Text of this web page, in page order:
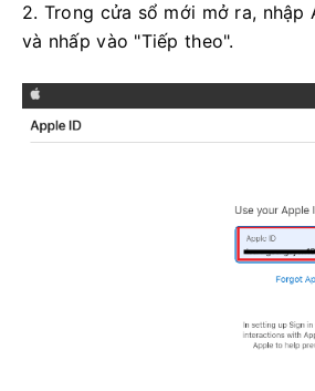
2. Trong cửa sổ mới mở ra, nhập
và nhấp vào "Tiếp theo".